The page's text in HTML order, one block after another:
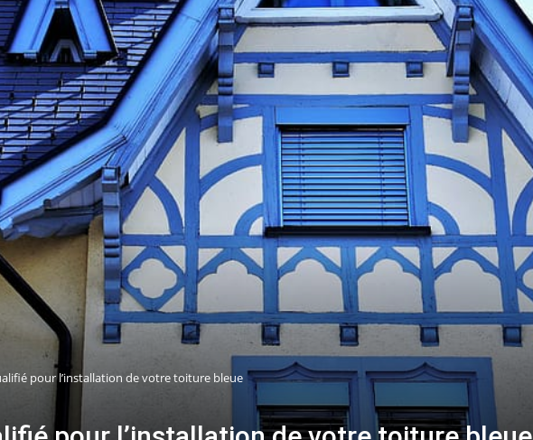
pour l’installation de votre toiture bleue